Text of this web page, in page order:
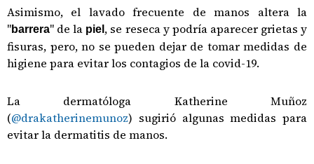
Asimismo, el lavado frecuente de manos altera la
"barrera" de la piel , se reseca y podría aparecer grietas y
fisuras, pero, no se pueden dejar de tomar medidas de
higiene para evitar los contagios de la covid-19.
La dermatóloga Katherine Muñoz
(@drakatherinemunoz) sugirió algunas medidas para
evitar la dermatitis de manos.